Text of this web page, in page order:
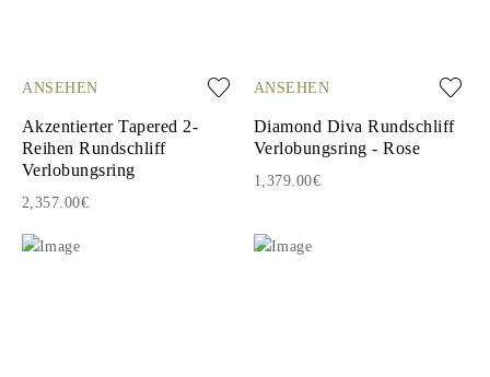
ANSEHEN
Akzentierter Tapered 2-
Reihen Rundschliff
Verlobungsring
2,357.00€
ANSEHEN
Diamond Diva Rundschliff
Verlobungsring - Rose
1,379.00€